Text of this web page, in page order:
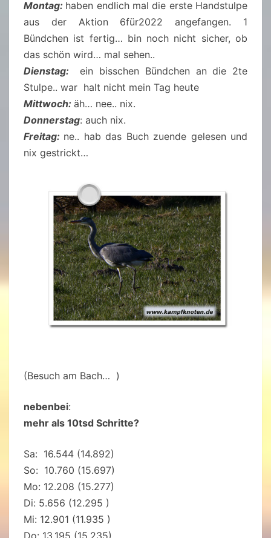
Montag: haben endlich mal die erste Handstulpe
aus der Aktion 6für2022 angefangen. 1
Bündchen ist fertig… bin noch nicht sicher, ob
das schön wird… mal sehen..
Dienstag:
ein bisschen Bündchen an die 2te
Stulpe.. war halt nicht mein Tag heute
Mittwoch: äh… nee.. nix.
Donnerstag: auch nix.
Freitag: ne.. hab das Buch zuende gelesen und
nix gestrickt…
(Besuch am Bach… )
nebenbei:
mehr als 10tsd Schritte?
Sa: 16.544 (14.892)
So: 10.760 (15.697)
Mo: 12.208 (15.277)
Di: 5.656 (12.295 )
Mi: 12.901 (11.935 )